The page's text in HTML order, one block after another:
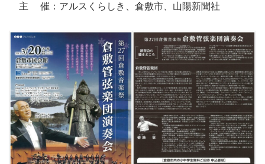
主 催：アルスくらしき、倉敷市、山陽新聞社